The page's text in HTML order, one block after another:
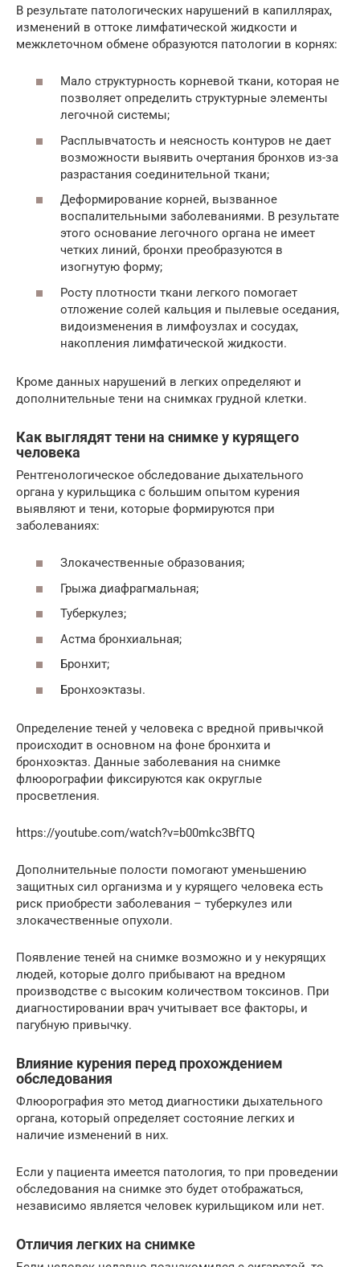
В результате патологических нарушений в капиллярах,
изменений в оттоке лимфатической жидкости и
межклеточном обмене образуются патологии в корнях:
Мало структурность корневой ткани, которая не
позволяет определить структурные элементы
легочной системы;
Расплывчатость и неясность контуров не дает
возможности выявить очертания бронхов из-за
разрастания соединительной ткани;
Деформирование корней, вызванное
воспалительными заболеваниями. В результате
этого основание легочного органа не имеет
четких линий, бронхи преобразуются в
изогнутую форму;
Росту плотности ткани легкого помогает
отложение солей кальция и пылевые оседания,
видоизменения в лимфоузлах и сосудах,
накопления лимфатической жидкости.
Кроме данных нарушений в легких определяют и
дополнительные тени на снимках грудной клетки.
Как выглядят тени на снимке у курящего
человека
Рентгенологическое обследование дыхательного
органа у курильщика с большим опытом курения
выявляют и тени, которые формируются при
заболеваниях:
Злокачественные образования;
Грыжа диафрагмальная;
Туберкулез;
Астма бронхиальная;
Бронхит;
Бронхоэктазы.
Определение теней у человека с вредной привычкой
происходит в основном на фоне бронхита и
бронхоэктаз. Данные заболевания на снимке
флюорографии фиксируются как округлые
просветления.
https://youtube.com/watch?v=b00mkc3BfTQ
Дополнительные полости помогают уменьшению
защитных сил организма и у курящего человека есть
риск приобрести заболевания – туберкулез или
злокачественные опухоли.
Появление теней на снимке возможно и у некурящих
людей, которые долго прибывают на вредном
производстве с высоким количеством токсинов. При
диагностировании врач учитывает все факторы, и
пагубную привычку.
Влияние курения перед прохождением
обследования
Флюорография это метод диагностики дыхательного
органа, который определяет состояние легких и
наличие изменений в них.
Если у пациента имеется патология, то при проведении
обследования на снимке это будет отображаться,
независимо является человек курильщиком или нет.
Отличия легких на снимке